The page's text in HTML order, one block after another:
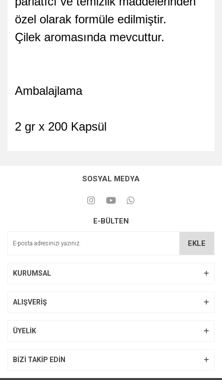
özel olarak formüle edilmiştir.
Çilek aromasında mevcuttur.
Ambalajlama
2 gr x 200 Kapsül
SOSYAL MEDYA
E-BÜLTEN
EKLE
KURUMSAL
ALIŞVERİŞ
ÜYELİK
BİZİ TAKİP EDİN